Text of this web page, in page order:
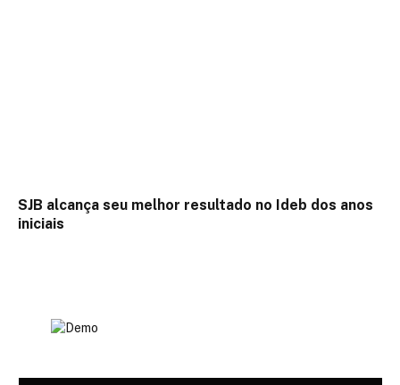
SJB alcança seu melhor resultado no Ideb dos anos
iniciais